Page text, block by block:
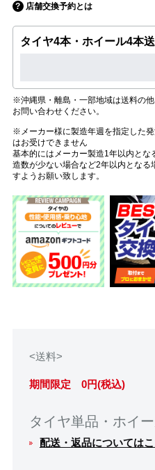
店舗交換予約とは
タイヤ4本・ホイール4本
※沖縄県・離島・一部地域は送料の
お問い合わせください。
※メーカー様に製造年週を指定した
はお受けできません
基本的にはメーカー製造1年以内と
造数が少ない場合など2年以内となる
すようお願い致します。
<送料>
期間限定 0円(税込)
タイヤ単品・ホイ
配送・返品については